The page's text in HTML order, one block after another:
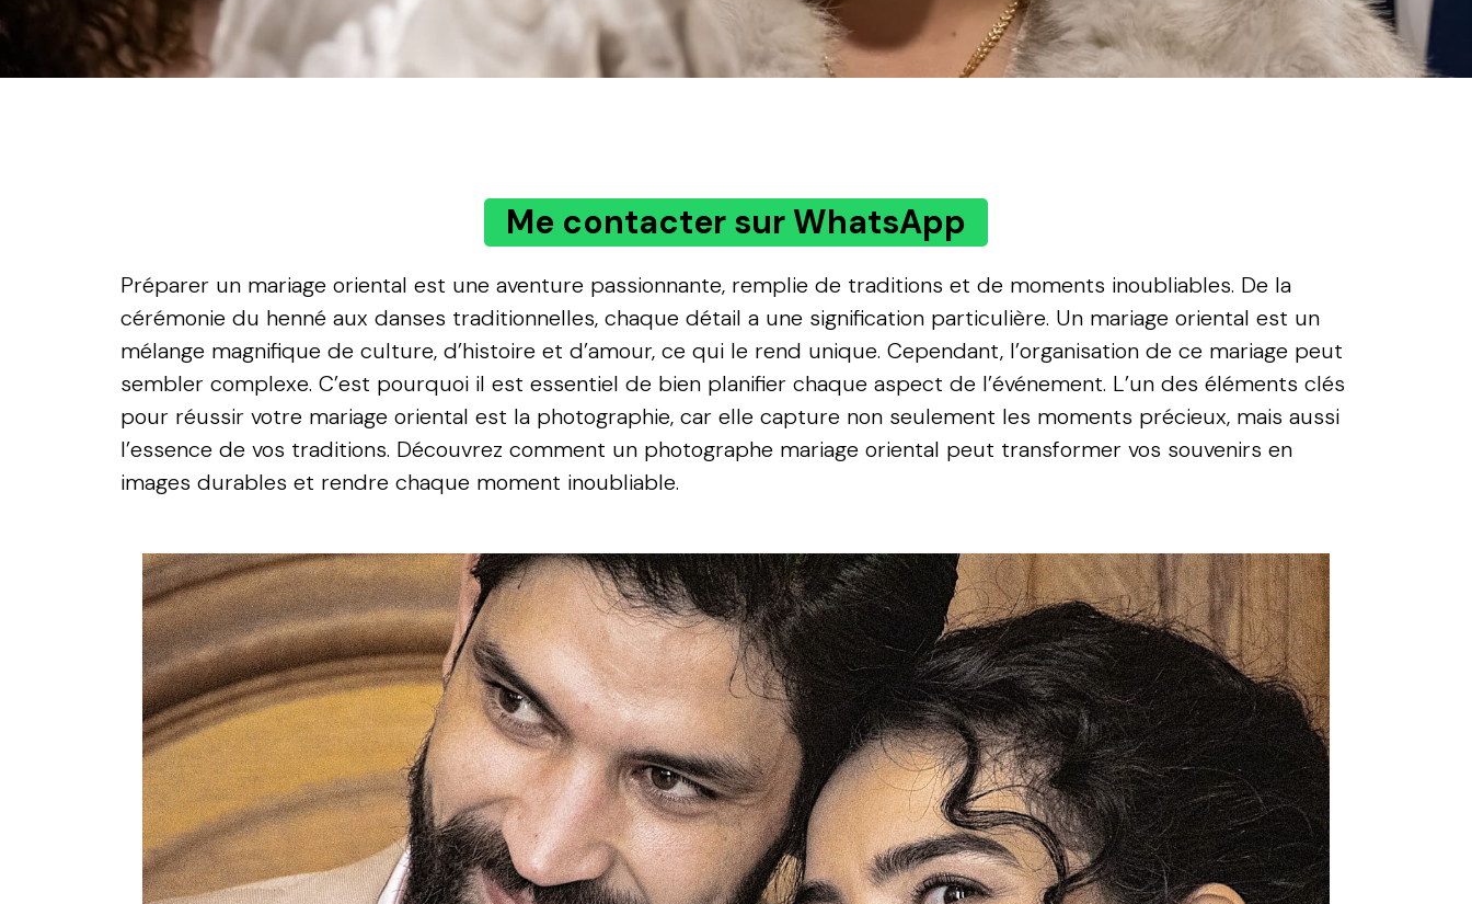
Me contacter sur WhatsApp
Préparer un mariage oriental est une aventure passionnante, remplie de traditions et de moments inoubliables. De la
cérémonie du henné aux danses traditionnelles, chaque détail a une signification particulière. Un mariage oriental est un
mélange magnifique de culture, d’histoire et d’amour, ce qui le rend unique. Cependant, l’organisation de ce mariage peut
sembler complexe. C’est pourquoi il est essentiel de bien planifier chaque aspect de l’événement. L’un des éléments clés
pour réussir votre mariage oriental est la photographie, car elle capture non seulement les moments précieux, mais aussi
l’essence de vos traditions. Découvrez comment un photographe mariage oriental peut transformer vos souvenirs en
images durables et rendre chaque moment inoubliable.